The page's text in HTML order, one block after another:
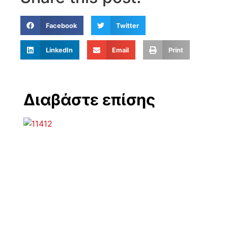
Facebook Twitter
LinkedIn Email Print
Διαβάστε επίσης